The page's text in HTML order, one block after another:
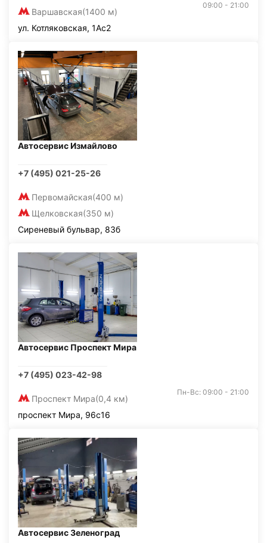
Варшавская(1400 м)
09:00 - 21:00
ул. Котляковская, 1Ас2
Автосервис Измайлово
+7 (495) 021-25-26
Первомайская(400 м)
Щелковская(350 м)
Сиреневый бульвар, 83б
Автосервис Проспект Мира
+7 (495) 023-42-98
Проспект Мира(0,4 км)
Пн-Вс: 09:00 - 21:00
проспект Мира, 96с16
Автосервис Зеленоград